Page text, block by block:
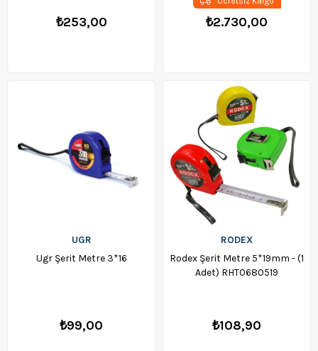
₺253,00 ₺2.730,00
UGR
Ugr Şerit Metre 3*16
₺99,00
RODEX
Rodex Şerit Metre 5*19mm - (1
Adet) RHT0680519
₺108,90